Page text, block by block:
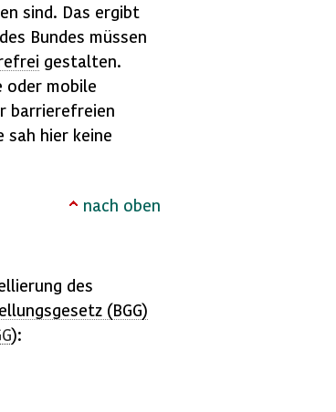
sind. Das ergibt
Bundes müssen
gestalten.
oder mobile
barrierefreien
sah hier keine
nach oben
des
(BGG)
):